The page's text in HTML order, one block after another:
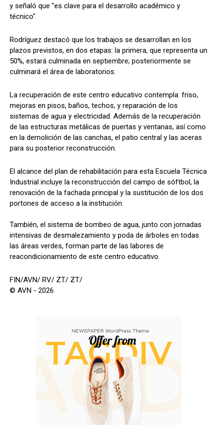
y señaló que "es clave para el desarrollo académico y
técnico".
Rodríguez destacó que los trabajos se desarrollan en los
plazos previstos, en dos etapas: la primera, que representa un
50%, estará culminada en septiembre; posteriormente se
culminará el área de laboratorios.
La recuperación de este centro educativo contempla: friso,
mejoras en pisos, baños, techos, y reparación de los
sistemas de agua y electricidad. Además de la recuperación
de las estructuras metálicas de puertas y ventanas, así como
en la demolición de las canchas, el patio central y las aceras
para su posterior reconstrucción.
El alcance del plan de rehabilitación para esta Escuela Técnica
Industrial incluye la reconstrucción del campo de sóftbol, la
renovación de la fachada principal y la sustitución de los dos
portones de acceso a la institución.
También, el sistema de bombeo de agua, junto con jornadas
intensivas de desmalezamiento y poda de árboles en todas
las áreas verdes, forman parte de las labores de
reacondicionamiento de este centro educativo.
FIN/AVN/ RV/ ZT/ ZT/
© AVN - 2026